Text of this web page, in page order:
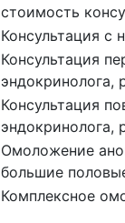
стоимость
Консультация с
Консультация
эндокринолога,
Консультация
эндокринолога,
Омоложение
большие
Комплексное